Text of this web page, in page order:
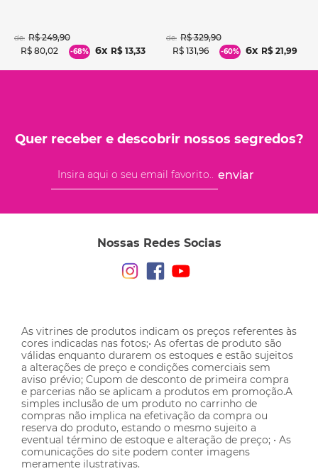
de: R$ 249,90
R$ 80,02 -68% 6 R$ 13,33
de: R$ 329,90
R$ 131,96 -60% 6 R$ 21,99
Quer receber e descobrir nossos segredos?
enviar
Nossas Redes Socias
As vitrines de produtos indicam os preços referentes às
cores indicadas nas fotos;• As ofertas de produto são
válidas enquanto durarem os estoques e estão sujeitos
a alterações de preço e condições comerciais sem
aviso prévio; Cupom de desconto de primeira compra
e parcerias não se aplicam a produtos em promoção.A
simples inclusão de um produto no carrinho de
compras não implica na efetivação da compra ou
reserva do produto, estando o mesmo sujeito a
eventual término de estoque e alteração de preço; • As
comunicações do site podem conter imagens
meramente ilustrativas.